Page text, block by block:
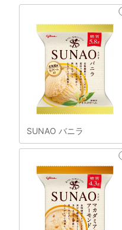
SUNAO バニラ